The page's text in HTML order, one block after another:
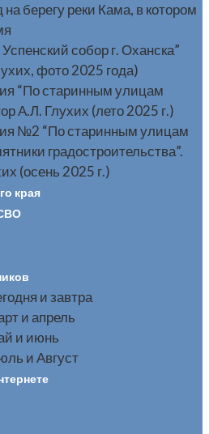
на берегу реки Кама, в котором
собор г. Оханска”
фото 2025 года)
“По старинным улицам
А.Л. Глухих (лето 2025 г.)
№2 “По старинным улицам
градостроительства”.
(осень 2025 г.)
края
и завтра
и апрель
и июнь
и Август